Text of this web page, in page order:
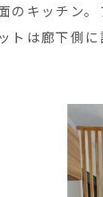
キッチン
は廊下側に